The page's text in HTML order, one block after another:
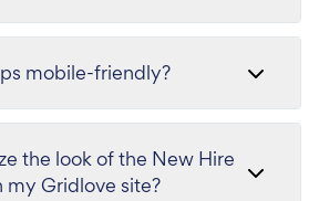
mobile-friendly?
the look of the New Hire
my Gridlove site?